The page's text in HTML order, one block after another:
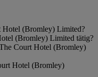
Hotel (Bromley) Limited?
(Bromley) Limited tätig?
Court Hotel (Bromley)
Hotel (Bromley)